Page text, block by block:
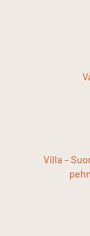
Villa –